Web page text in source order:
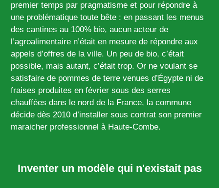
premier temps par pragmatisme et pour répondre à
une problématique toute bête : en passant les menus
des cantines au 100% bio, aucun acteur de
l’agroalimentaire n’était en mesure de répondre aux
appels d’offres de la ville. Un peu de bio, c’était
possible, mais autant, c’était trop. Or ne voulant se
satisfaire de pommes de terre venues d’Égypte ni de
fraises produites en février sous des serres
chauffées dans le nord de la France, la commune
décide dès 2010 d’installer sous contrat son premier
maraicher professionnel à Haute-Combe.
Inventer un modèle qui n'existait pas